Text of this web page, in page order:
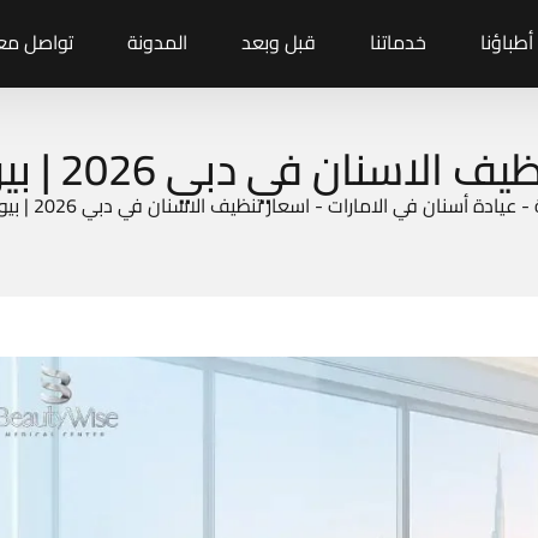
أطباؤنا خدماتنا قبل وبعد المدونة تواصل
في دبي 2026 | بيوتي وايز - عيادة أسنان في الامارات- اسعار تنظيف الاسنان في دبي 2026 | بيوتي وايز